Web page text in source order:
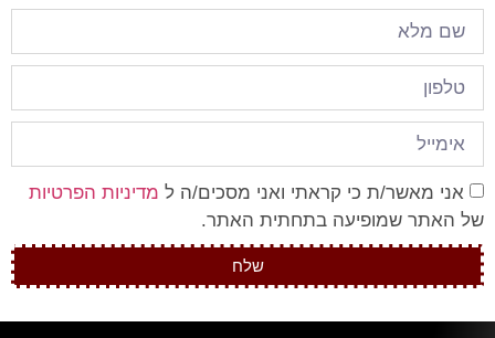
אני מאשר/ת כי קראתי ואני מסכים/ה ל מדיניות הפרטיות
של האתר שמופיעה בתחתית האתר.
שלח